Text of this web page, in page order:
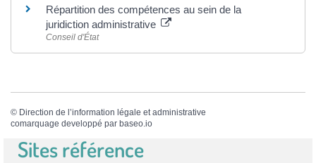
Répartition des compétences au sein de la
juridiction administrative
Conseil d'État
© Direction de l’information légale et administrative
comarquage developpé par baseo.io
Sites référence